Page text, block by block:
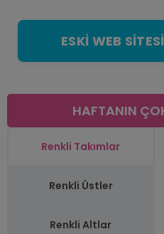
ESKİ WEB
HAFTANIN
Renkli Takımlar
Renkli Üstler
Renkli Altlar